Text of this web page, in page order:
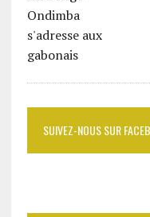
SUIVEZ-NOUS SUR